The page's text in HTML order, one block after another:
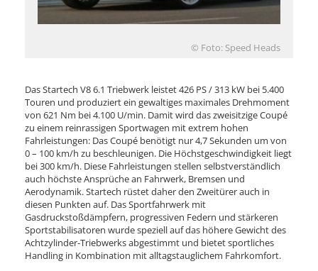
© Foto: Speed Heads
Das Startech V8 6.1 Triebwerk leistet 426 PS / 313 kW bei 5.400
Touren und produziert ein gewaltiges maximales Drehmoment
von 621 Nm bei 4.100 U/min. Damit wird das zweisitzige Coupé
zu einem reinrassigen Sportwagen mit extrem hohen
Fahrleistungen: Das Coupé benötigt nur 4,7 Sekunden um von
0 – 100 km/h zu beschleunigen. Die Höchstgeschwindigkeit liegt
bei 300 km/h. Diese Fahrleistungen stellen selbstverständlich
auch höchste Ansprüche an Fahrwerk, Bremsen und
Aerodynamik. Startech rüstet daher den Zweitürer auch in
diesen Punkten auf. Das Sportfahrwerk mit
Gasdruckstoßdämpfern, progressiven Federn und stärkeren
Sportstabilisatoren wurde speziell auf das höhere Gewicht des
Achtzylinder-Triebwerks abgestimmt und bietet sportliches
Handling in Kombination mit alltagstauglichem Fahrkomfort.